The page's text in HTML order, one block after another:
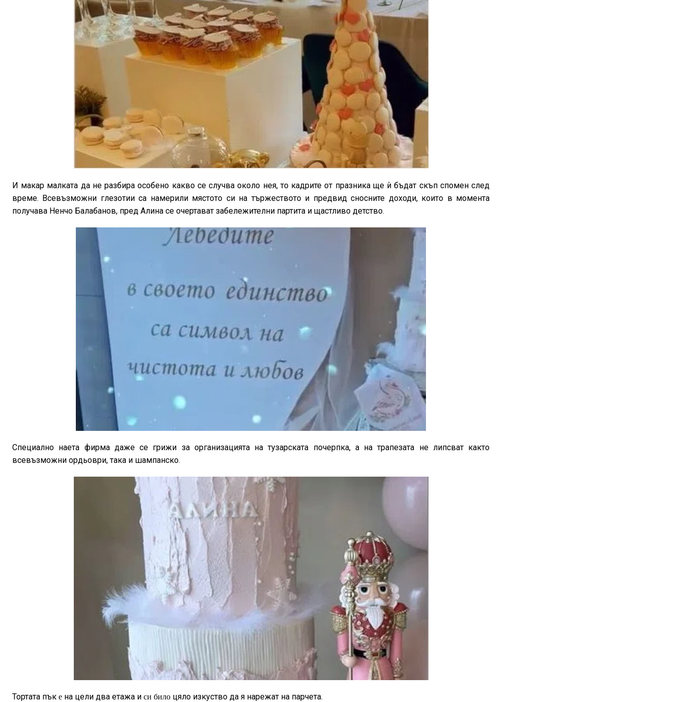
И макар малката да не разбира особено какво се случва около нея, то кадрите от празника ще ѝ бъдат скъп спомен след
време. Всевъзможни глезотии са намерили мястото си на тържеството и предвид сносните доходи, които в момента
получава Ненчо Балабанов, пред Алина се очертават забележителни партита и щастливо детство.
Специално наета фирма даже се грижи за организацията на тузарската почерпка, а на трапезата не липсват както
всевъзможни ордьоври, така и шампанско.
Тортата пък е на цели два етажа и си било цяло изкуство да я нарежат на парчета.